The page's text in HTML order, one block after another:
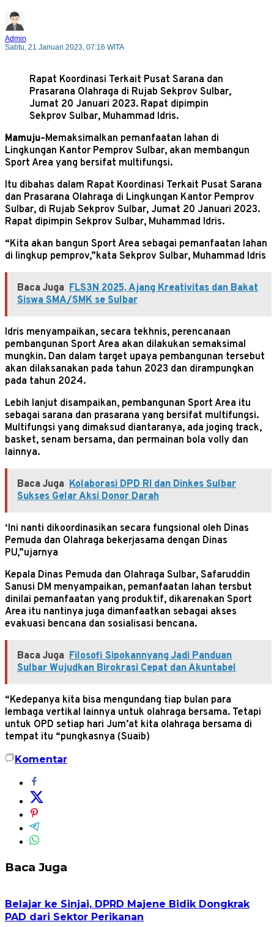
Admin
Sabtu, 21 Januari 2023, 07:16 WITA
Rapat Koordinasi Terkait Pusat Sarana dan
Prasarana Olahraga di Rujab Sekprov Sulbar,
Jumat 20 Januari 2023. Rapat dipimpin
Sekprov Sulbar, Muhammad Idris.
Mamuju–Memaksimalkan pemanfaatan lahan di
Lingkungan Kantor Pemprov Sulbar, akan membangun
Sport Area yang bersifat multifungsi.
Itu dibahas dalam Rapat Koordinasi Terkait Pusat Sarana
dan Prasarana Olahraga di Lingkungan Kantor Pemprov
Sulbar, di Rujab Sekprov Sulbar, Jumat 20 Januari 2023.
Rapat dipimpin Sekprov Sulbar, Muhammad Idris.
“Kita akan bangun Sport Area sebagai pemanfaatan lahan
di lingkup pemprov,”kata Sekprov Sulbar, Muhammad Idris
Baca Juga FLS3N 2025, Ajang Kreativitas dan Bakat
Siswa SMA/SMK se Sulbar
Idris menyampaikan, secara tekhnis, perencanaan
pembangunan Sport Area akan dilakukan semaksimal
mungkin. Dan dalam target upaya pembangunan tersebut
akan dilaksanakan pada tahun 2023 dan dirampungkan
pada tahun 2024.
Lebih lanjut disampaikan, pembangunan Sport Area itu
sebagai sarana dan prasarana yang bersifat multifungsi.
Multifungsi yang dimaksud diantaranya, ada joging track,
basket, senam bersama, dan permainan bola volly dan
lainnya.
Baca Juga Kolaborasi DPD RI dan Dinkes Sulbar
Sukses Gelar Aksi Donor Darah
‘Ini nanti dikoordinasikan secara fungsional oleh Dinas
Pemuda dan Olahraga bekerjasama dengan Dinas
PU,”ujarnya
Kepala Dinas Pemuda dan Olahraga Sulbar, Safaruddin
Sanusi DM menyampaikan, pemanfaatan lahan tersbut
dinilai pemanfaatan yang produktif, dikarenakan Sport
Area itu nantinya juga dimanfaatkan sebagai akses
evakuasi bencana dan sosialisasi bencana.
Baca Juga Filosofi Sipokannyang Jadi Panduan
Sulbar Wujudkan Birokrasi Cepat dan Akuntabel
“Kedepanya kita bisa mengundang tiap bulan para
lembaga vertikal lainnya untuk olahraga bersama. Tetapi
untuk OPD setiap hari Jum’at kita olahraga bersama di
tempat itu “pungkasnya (Suaib)
Komentar
Baca Juga
Belajar ke Sinjai, DPRD Majene Bidik Dongkrak
PAD dari Sektor Perikanan